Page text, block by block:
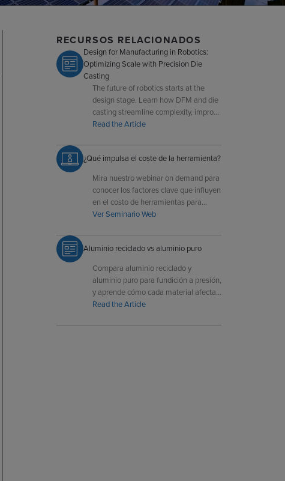
RECURSOS RELACIONADOS
Design for Manufacturing in Robotics:
Optimizing Scale with Precision Die
Casting
The future of robotics starts at the
design stage. Learn how DFM and die
casting streamline complexity, improve
performance, and prepare products for
Read the Article
¿Qué impulsa el coste de la herramienta?
Mira nuestro webinar on demand para
conocer los factores clave que influyen
en el costo de herramientas para
fundición a presión y manufactura.
Ver Seminario Web
Aluminio reciclado vs aluminio puro
Compara aluminio reciclado y
aluminio puro para fundición a presión,
y aprende cómo cada material afecta
al rendimiento, coste y sostenibilidad
Read the Article